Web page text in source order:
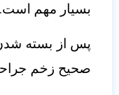
بسیار مهم
پس از بسته
صحیح زخم